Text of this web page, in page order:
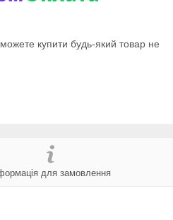
купити будь-який товар не
для замовлення